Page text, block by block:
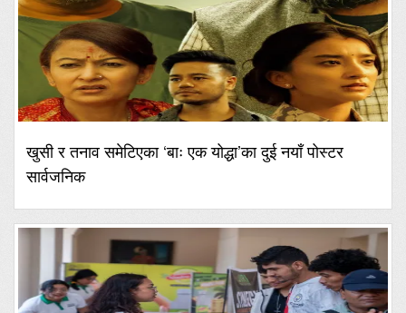
खुसी र तनाव समेटिएका ‘बाः एक योद्धा’का दुई नयाँ पोस्टर
सार्वजनिक